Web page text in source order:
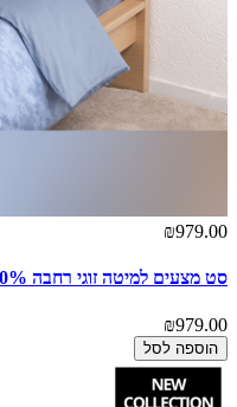
₪979.00
סט מצעים למיטה זוגי רחבה 100% כותנה REPLAY כחול 180/200
₪979.00
הוספה לסל